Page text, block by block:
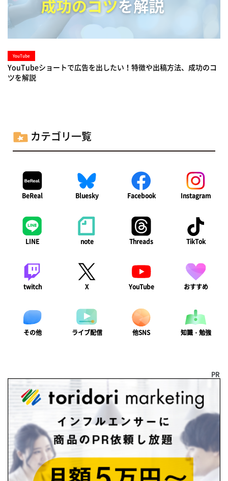
YouTube
YouTubeショートで広告を出したい！特徴や出稿方法、成功のコ
ツを解説
カテゴリ一覧
BeReal Bluesky Facebook Instagram
LINE note Threads TikTok
twitch X YouTube おすすめ
その他 ライブ配信 他SNS 知識・勉強
PR